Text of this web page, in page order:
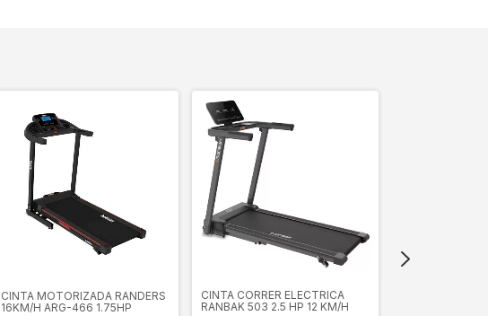
CINTA MOTORIZADA RANDERS
16KM/H ARG-466 1.75HP
CINTA CORRER ELECTRICA
RANBAK 503 2.5 HP 12 KM/H